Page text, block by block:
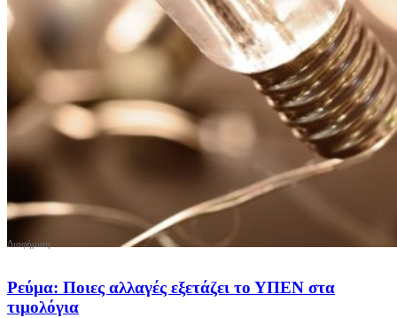
Ρεύμα: Ποιες αλλαγές εξετάζει το ΥΠΕΝ στα
τιμολόγια